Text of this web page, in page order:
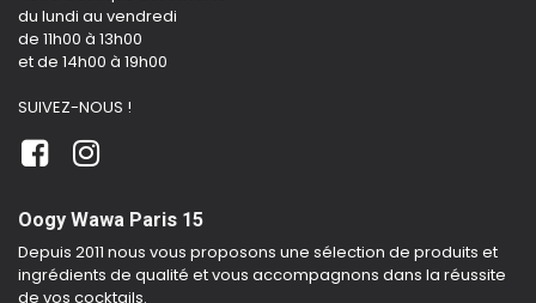
du lundi au vendredi
de 11h00 à 13h00
et de 14h00 à 19h00
SUIVEZ-NOUS !
Oogy Wawa Paris 15
Depuis 2011 nous vous proposons une sélection de produits et
ingrédients de qualité et vous accompagnons dans la réussite
de vos cocktails.